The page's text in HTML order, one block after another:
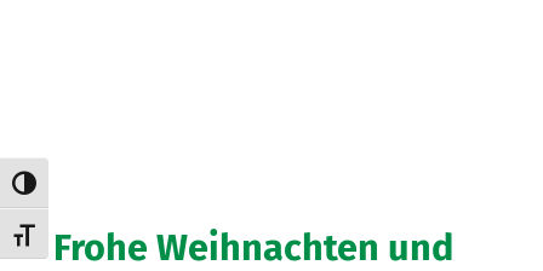
Umschalten auf hohe Kontraste
Schrift vergrößern
Frohe Weihnachten und